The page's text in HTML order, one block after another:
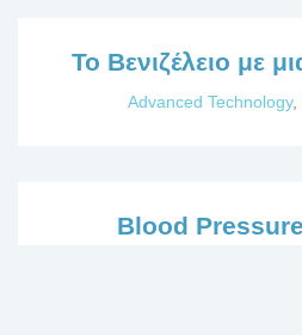
Το Βενιζέλειο με
Advanced Technology,
Blood